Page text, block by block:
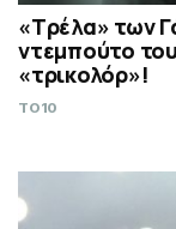
«Τρέλα» των
ντεμπούτο
«τρικολόρ»!
TO10